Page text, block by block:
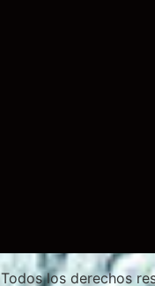
Todos los derechos